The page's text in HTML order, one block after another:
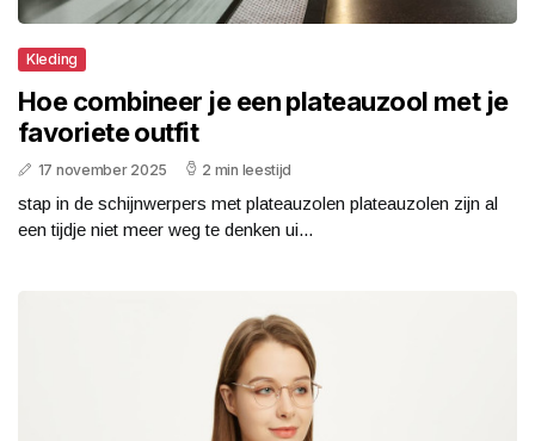
Kleding
Hoe combineer je een plateauzool met je
favoriete outfit
17 november 2025 2 min leestijd
stap in de schijnwerpers met plateauzolen plateauzolen zijn al
een tijdje niet meer weg te denken ui...